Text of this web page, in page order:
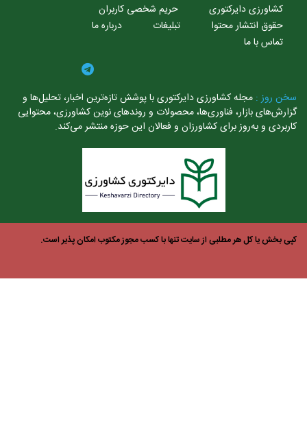
کشاورزی دایرکتوری
حریم شخصی کاربران
حقوق انتشار محتوا
تبلیغات
درباره ما
تماس با ما
روز :مجله کشاورزی دایرکتوری با پوشش تازه‌ترین اخبار، تحلیل‌ها و
بازار، فناوری‌ها، محصولات و روندهای نوین کشاورزی، محتوایی
و به‌روز برای کشاورزان و فعالان این حوزه منتشر می‌کند.
بخش یا کل هر مطلبی از سایت تنها با کسب مجوز مکتوب امکان پذیر است.